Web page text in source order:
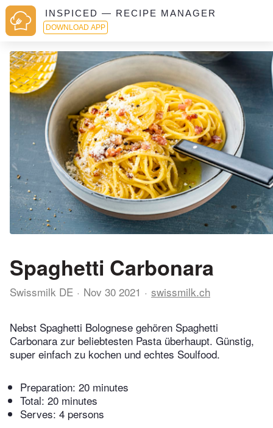
INSPICED — RECIPE MANAGER
DOWNLOAD APP
Spaghetti Carbonara
Swissmilk DE Nov 30 2021 swissmilk.ch
Nebst Spaghetti Bolognese gehören Spaghetti
Carbonara zur beliebtesten Pasta überhaupt. Günstig,
super einfach zu kochen und echtes Soulfood.
Preparation: 20 minutes
Total: 20 minutes
Serves: 4 persons